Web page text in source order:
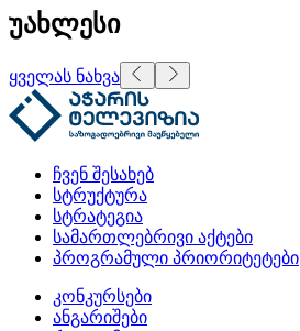
უახლესი
ყველას ნახვა
ჩვენ შესახებ
სტრუქტურა
სტრატეგია
სამართლებრივი აქტები
პროგრამული პრიორიტეტები
კონკურსები
ანგარიშები